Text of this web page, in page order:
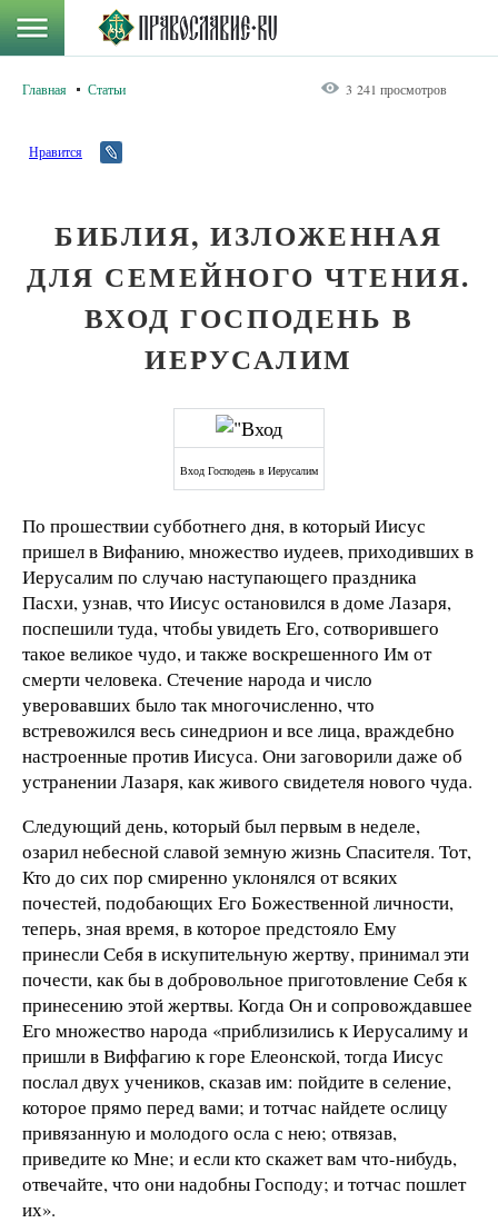
Главная Статьи 3 241 просмотров
Нравится
БИБЛИЯ, ИЗЛОЖЕННАЯ
ДЛЯ СЕМЕЙНОГО ЧТЕНИЯ.
ВХОД ГОСПОДЕНЬ В
ИЕРУСАЛИМ
Вход Господень в Иерусалим
По прошествии субботнего дня, в который Иисус
пришел в Вифанию, множество иудеев, приходивших в
Иерусалим по случаю наступающего праздника
Пасхи, узнав, что Иисус остановился в доме Лазаря,
поспешили туда, чтобы увидеть Его, сотворившего
такое великое чудо, и также воскрешенного Им от
смерти человека. Стечение народа и число
уверовавших было так многочисленно, что
встревожился весь синедрион и все лица, враждебно
настроенные против Иисуса. Они заговорили даже об
устранении Лазаря, как живого свидетеля нового чуда.
Следующий день, который был первым в неделе,
озарил небесной славой земную жизнь Спасителя. Тот,
Кто до сих пор смиренно уклонялся от всяких
почестей, подобающих Его Божественной личности,
теперь, зная время, в которое предстояло Ему
принесли Себя в искупительную жертву, принимал эти
почести, как бы в добровольное приготовление Себя к
принесению этой жертвы. Когда Он и сопровождавшее
Его множество народа «приблизились к Иерусалиму и
пришли в Виффагию к горе Елеонской, тогда Иисус
послал двух учеников, сказав им: пойдите в селение,
которое прямо перед вами; и тотчас найдете ослицу
привязанную и молодого осла с нею; отвязав,
приведите ко Мне; и если кто скажет вам что-нибудь,
отвечайте, что они надобны Господу; и тотчас пошлет
их».